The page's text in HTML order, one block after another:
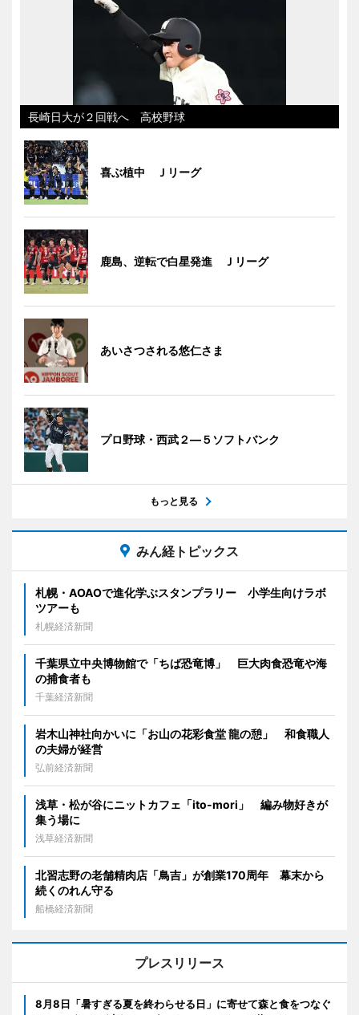
長崎日大が２回戦へ 高校野球
喜ぶ植中 Ｊリーグ
鹿島、逆転で白星発進 Ｊリーグ
あいさつされる悠仁さま
プロ野球・西武２―５ソフトバンク
もっと見る
みん経トピックス
札幌・AOAOで進化学ぶスタンプラリー 小学生向けラボ
ツアーも
札幌経済新聞
千葉県立中央博物館で「ちば恐竜博」 巨大肉食恐竜や海
の捕食者も
千葉経済新聞
岩木山神社向かいに「お山の花彩食堂 龍の憩」 和食職人
の夫婦が経営
弘前経済新聞
浅草・松が谷にニットカフェ「ito-mori」 編み物好きが
集う場に
浅草経済新聞
北習志野の老舗精肉店「鳥吉」が創業170周年 幕末から
続くのれん守る
船橋経済新聞
プレスリリース
8月8日「暑すぎる夏を終わらせる日」に寄せて森と食をつなぐ